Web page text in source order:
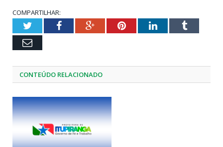
COMPARTILHAR:
TwitterFacebookGoogle+PinterestLinkedInTumblr
Email
CONTEÚDO RELACIONADO